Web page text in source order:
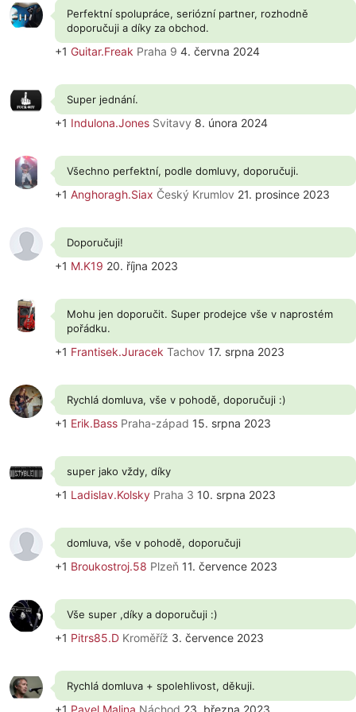
Perfektní spolupráce, seriózní partner, rozhodně
doporučuji a díky za obchod.
+1 Guitar.Freak Praha 9 4. června 2024
Super jednání.
+1 Indulona.Jones Svitavy 8. února 2024
Všechno perfektní, podle domluvy, doporučuji.
+1 Anghoragh.Siax Český Krumlov 21. prosince 2023
Doporučuji!
+1 M.K19 20. října 2023
Mohu jen doporučit. Super prodejce vše v naprostém
pořádku.
+1 Frantisek.Juracek Tachov 17. srpna 2023
Rychlá domluva, vše v pohodě, doporučuji :)
+1 Erik.Bass Praha-západ 15. srpna 2023
super jako vždy, díky
+1 Ladislav.Kolsky Praha 3 10. srpna 2023
domluva, vše v pohodě, doporučuji
+1 Broukostroj.58 Plzeň 11. července 2023
Vše super ,díky a doporučuji :)
+1 Pitrs85.D Kroměříž 3. července 2023
Rychlá domluva + spolehlivost, děkuji.
+1 Pavel.Malina Náchod 23. března 2023